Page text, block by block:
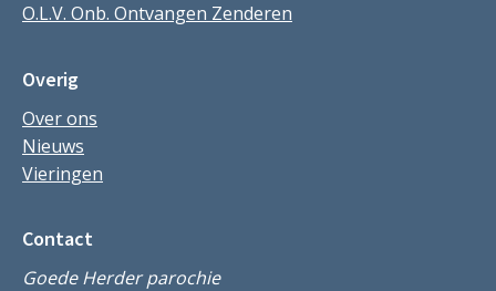
O.L.V. Onb. Ontvangen Zenderen
Overig
Over ons
Nieuws
Vieringen
Contact
Goede Herder parochie